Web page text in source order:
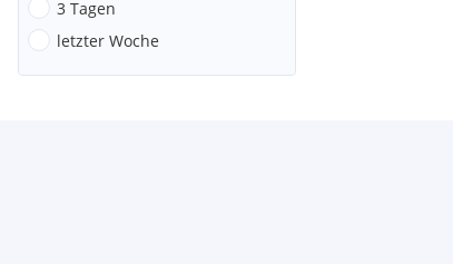
3 Tagen
letzter Woche